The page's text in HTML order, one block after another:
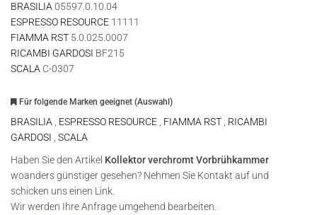
BRASILIA 05597.0.10.04
ESPRESSO RESOURCE 11111
FIAMMA RST 5.0.025.0007
RICAMBI GARDOSI BF215
SCALA C-0307
Für folgende Marken geeignet (Auswahl)
BRASILIA ESPRESSO RESOURCE FIAMMA RST
RICAMBI
GARDOSI
SCALA
Haben Sie den Artikel Kollektor verchromt Vorbrühkammer
woanders günstiger gesehen? Nehmen Sie Kontakt auf und
schicken uns einen Link.
Wir werden Ihre Anfrage umgehend bearbeiten.